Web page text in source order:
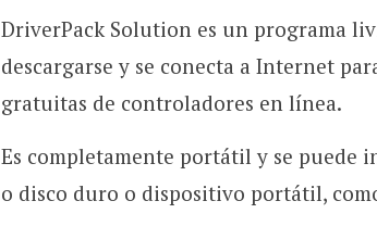
DriverPack Solution es un programa
descargarse y se conecta a Internet
gratuitas de controladores en línea.
Es completamente portátil y se puede
o disco duro o dispositivo portátil,